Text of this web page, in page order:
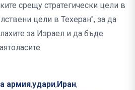
срещу стратегически цели в
цели в Техеран", за да
за Израел и да бъде
армия,удари, Иран,